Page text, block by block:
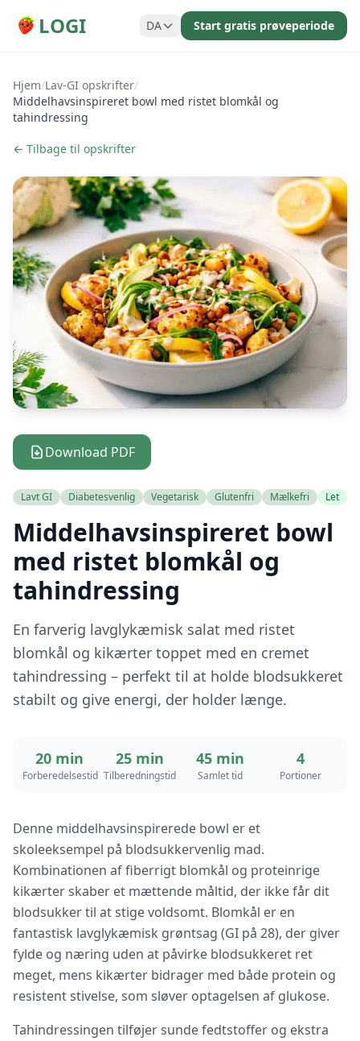
LOGI DA Start gratis prøveperiode
Hjem/Lav-GI opskrifter/
Middelhavsinspireret bowl med ristet blomkål og
tahindressing
← Tilbage til opskrifter
Download PDF
Lavt GI Diabetesvenlig Vegetarisk Glutenfri Mælkefri Let
Middelhavsinspireret bowl
med ristet blomkål og
tahindressing
En farverig lavglykæmisk salat med ristet
blomkål og kikærter toppet med en cremet
tahindressing – perfekt til at holde blodsukkeret
stabilt og give energi, der holder længe.
20 min
Forberedelsestid
25 min
Tilberedningstid
45 min
Samlet tid
4
Portioner
Denne middelhavsinspirerede bowl er et
skoleeksempel på blodsukkervenlig mad.
Kombinationen af fiberrigt blomkål og proteinrige
kikærter skaber et mættende måltid, der ikke får dit
blodsukker til at stige voldsomt. Blomkål er en
fantastisk lavglykæmisk grøntsag (GI på 28), der giver
fylde og næring uden at påvirke blodsukkeret ret
meget, mens kikærter bidrager med både protein og
resistent stivelse, som sløver optagelsen af glukose.
Tahindressingen tilføjer sunde fedtstoffer og ekstra